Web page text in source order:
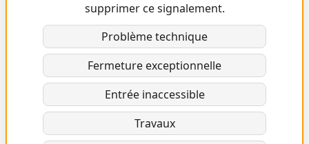
supprimer ce signalement.
Problème technique
Fermeture exceptionnelle
Entrée inaccessible
Travaux